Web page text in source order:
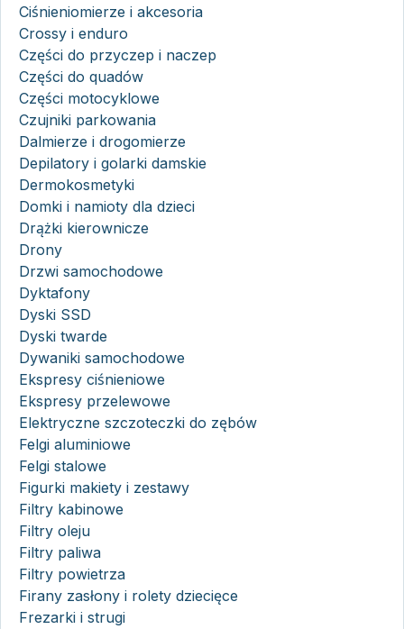
Ciśnieniomierze i akcesoria
Crossy i enduro
Części do przyczep i naczep
Części do quadów
Części motocyklowe
Czujniki parkowania
Dalmierze i drogomierze
Depilatory i golarki damskie
Dermokosmetyki
Domki i namioty dla dzieci
Drążki kierownicze
Drony
Drzwi samochodowe
Dyktafony
Dyski SSD
Dyski twarde
Dywaniki samochodowe
Ekspresy ciśnieniowe
Ekspresy przelewowe
Elektryczne szczoteczki do zębów
Felgi aluminiowe
Felgi stalowe
Figurki makiety i zestawy
Filtry kabinowe
Filtry oleju
Filtry paliwa
Filtry powietrza
Firany zasłony i rolety dziecięce
Frezarki i strugi